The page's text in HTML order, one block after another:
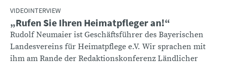
VIDEOINTERVIEW
:„Rufen Sie Ihren Heimatpfleger an!“
Rudolf Neumaier ist Geschäftsführer des Bayerischen
Landesvereins für Heimatpflege e.V. Wir sprachen mit
ihm am Rande der Redaktionskonferenz Ländlicher